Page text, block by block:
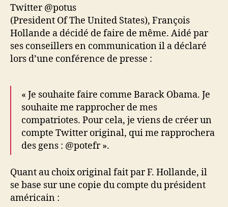
Twitter @potus
(President Of The United States), François
Hollande a décidé de faire de même. Aidé par
ses conseillers en communication il a déclaré
lors d’une conférence de presse :
« Je souhaite faire comme Barack Obama. Je
souhaite me rapprocher de mes
compatriotes. Pour cela, je viens de créer un
compte Twitter original, qui me rapprochera
des gens : @potefr ».
Quant au choix original fait par F. Hollande, il
se base sur une copie du compte du président
américain :